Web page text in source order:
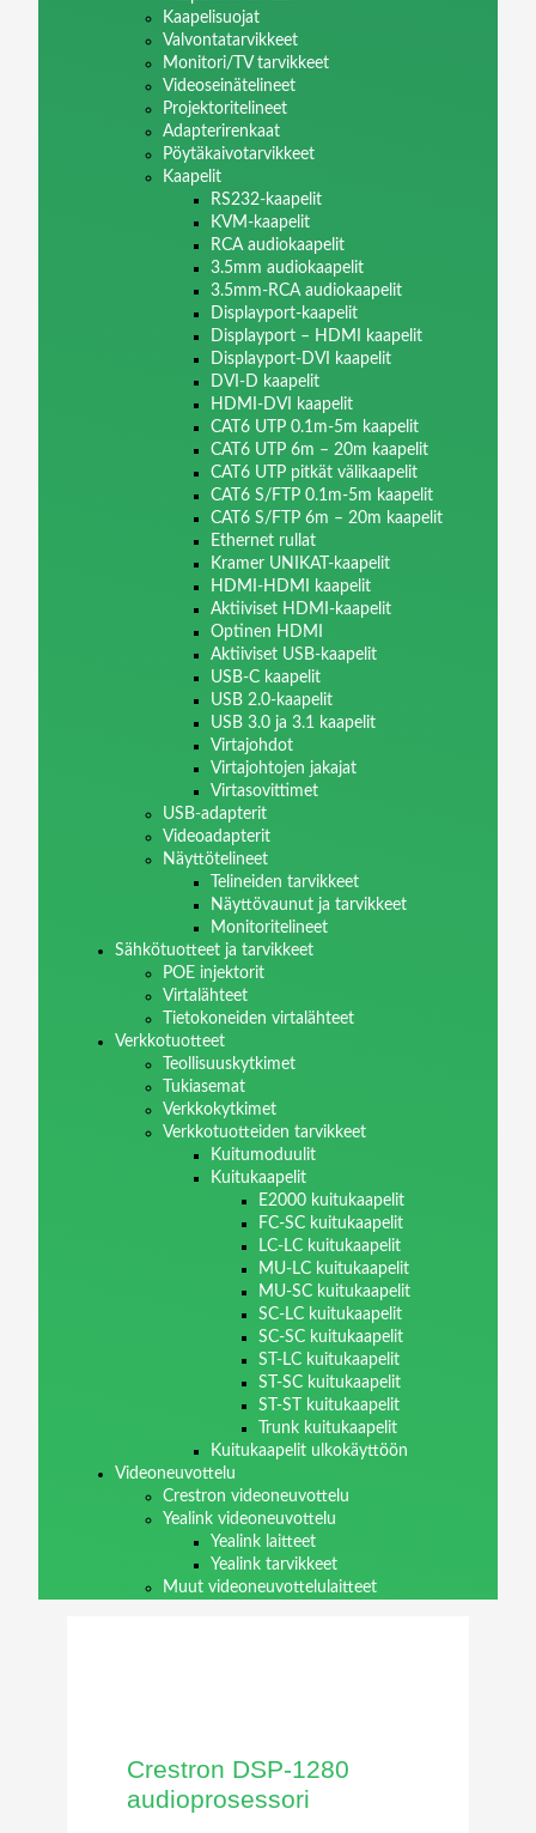
Kaapelisuojat
Valvontatarvikkeet
Monitori/TV tarvikkeet
Videoseinätelineet
Projektoritelineet
Adapterirenkaat
Pöytäkaivotarvikkeet
Kaapelit
RS232-kaapelit
KVM-kaapelit
RCA audiokaapelit
3.5mm audiokaapelit
3.5mm-RCA audiokaapelit
Displayport-kaapelit
Displayport – HDMI kaapelit
Displayport-DVI kaapelit
DVI-D kaapelit
HDMI-DVI kaapelit
CAT6 UTP 0.1m-5m kaapelit
CAT6 UTP 6m – 20m kaapelit
CAT6 UTP pitkät välikaapelit
CAT6 S/FTP 0.1m-5m kaapelit
CAT6 S/FTP 6m – 20m kaapelit
Ethernet rullat
Kramer UNIKAT-kaapelit
HDMI-HDMI kaapelit
Aktiiviset HDMI-kaapelit
Optinen HDMI
Aktiiviset USB-kaapelit
USB-C kaapelit
USB 2.0-kaapelit
USB 3.0 ja 3.1 kaapelit
Virtajohdot
Virtajohtojen jakajat
Virtasovittimet
USB-adapterit
Videoadapterit
Näyttötelineet
Telineiden tarvikkeet
Näyttövaunut ja tarvikkeet
Monitoritelineet
Sähkötuotteet ja tarvikkeet
POE injektorit
Virtalähteet
Tietokoneiden virtalähteet
Verkkotuotteet
Teollisuuskytkimet
Tukiasemat
Verkkokytkimet
Verkkotuotteiden tarvikkeet
Kuitumoduulit
Kuitukaapelit
E2000 kuitukaapelit
FC-SC kuitukaapelit
LC-LC kuitukaapelit
MU-LC kuitukaapelit
MU-SC kuitukaapelit
SC-LC kuitukaapelit
SC-SC kuitukaapelit
ST-LC kuitukaapelit
ST-SC kuitukaapelit
ST-ST kuitukaapelit
Trunk kuitukaapelit
Kuitukaapelit ulkokäyttöön
Videoneuvottelu
Crestron videoneuvottelu
Yealink videoneuvottelu
Yealink laitteet
Yealink tarvikkeet
Muut videoneuvottelulaitteet
Crestron DSP-1280
audioprosessori